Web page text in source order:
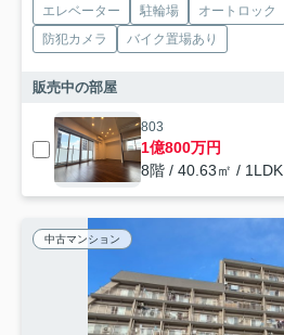
エレベーター 駐輪場 オートロック
防犯カメラ
バイク置場あり
販売中の部屋
803
1億800万円
8階 / 40.63㎡ / 1LDK
中古マンション